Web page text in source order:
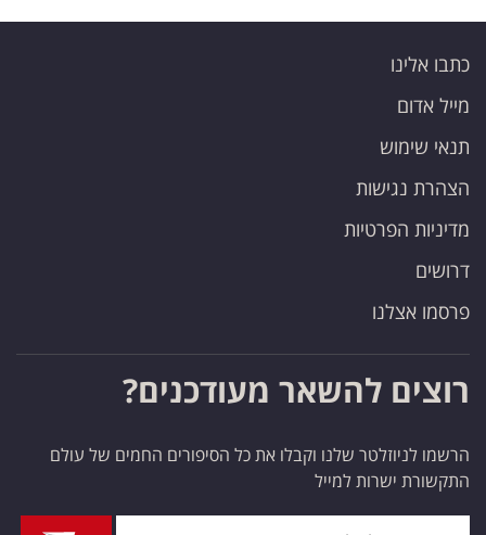
כתבו אלינו
מייל אדום
תנאי שימוש
הצהרת נגישות
מדיניות הפרטיות
דרושים
פרסמו אצלנו
רוצים להשאר מעודכנים?
הרשמו לניוזלטר שלנו וקבלו את כל הסיפורים החמים של עולם
התקשורת ישרות למייל